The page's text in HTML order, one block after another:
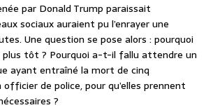
par Donald Trump paraissait
sociaux auraient pu l’enrayer une
Une question se pose alors : pourquoi
plus tôt ? Pourquoi a-t-il fallu attendre un
ayant entraîné la mort de cinq
de police, pour qu’elles prennent
?